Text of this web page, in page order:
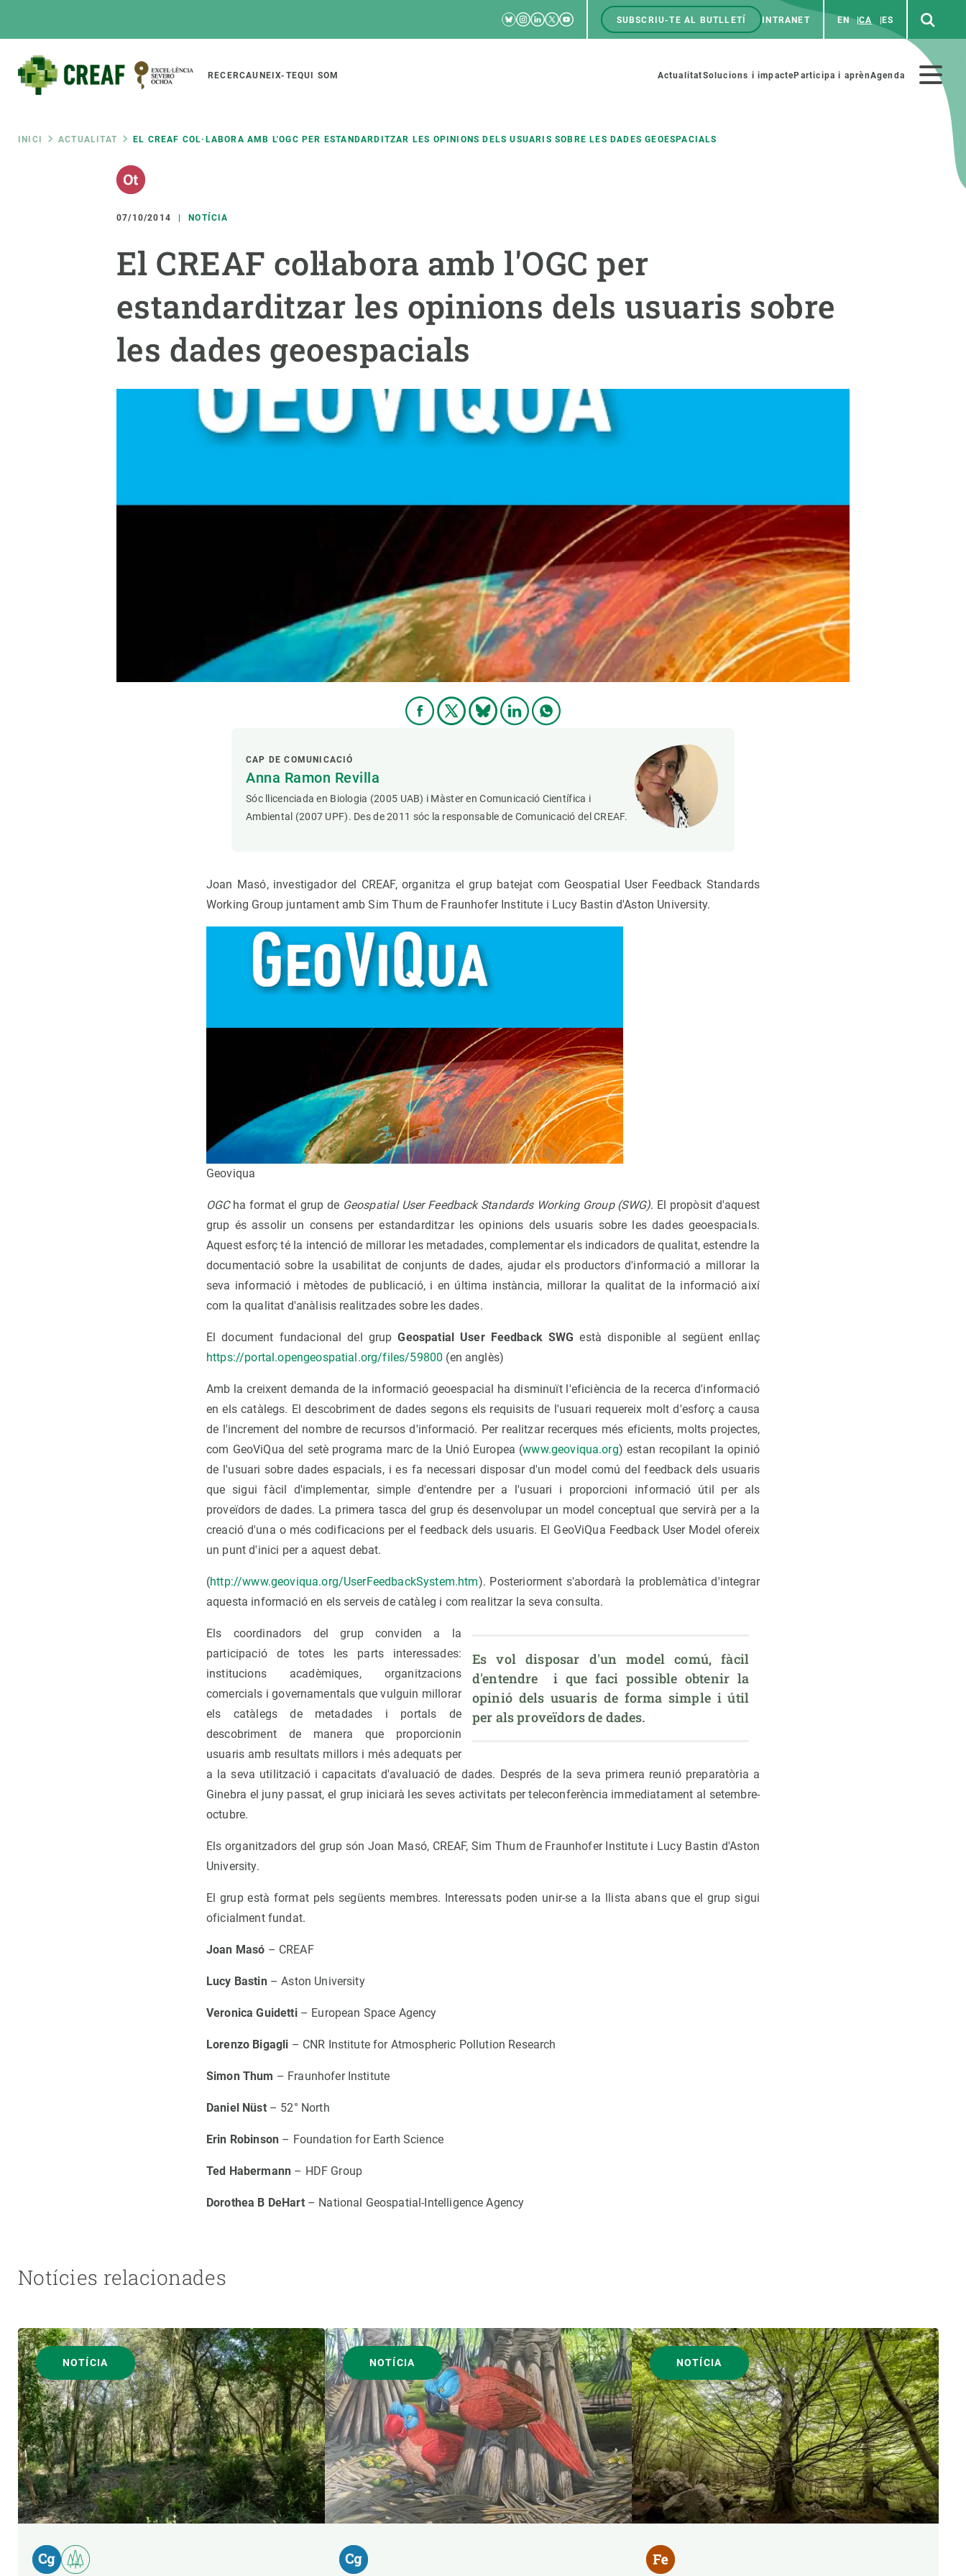
RRSS
Bluesky
Instagram
Linkedin
TwitterYoutube
Menú
SUBSCRIU-TE AL BUTLLETÍ INTRANET EN CA ES
Main
navigation
RECERCAUNEIX-TEQUI SOM
Menú
secundario
ActualitatSolucions i impacteParticipa i aprènAgenda
Fil
d'ariadna
INICI ACTUALITAT EL CREAF COL·LABORA AMB L'OGC PER ESTANDARDITZAR LES OPINIONS DELS USUARIS SOBRE LES DADES GEOESPACIALS
07/10/2014 NOTÍCIA
El CREAF col·labora amb l'OGC per
estandarditzar les opinions dels usuaris sobre
les dades geoespacials
CAP DE COMUNICACIÓ
Anna Ramon Revilla
Sóc llicenciada en Biologia (2005 UAB) i Màster en Comunicació Científica i
Ambiental (2007 UPF). Des de 2011 sóc la responsable de Comunicació del CREAF.
Joan Masó, investigador del CREAF, organitza el grup batejat com Geospatial User Feedback Standards
Working Group juntament amb Sim Thum de Fraunhofer Institute i Lucy Bastin d'Aston University.
Geoviqua
OGCha format el grup de Geospatial User Feedback Standards Working Group (SWG). El propòsit d'aquest
grup és assolir un consens per estandarditzar les opinions dels usuaris sobre les dades geoespacials.
Aquest esforç té la intenció de millorar les metadades, complementar els indicadors de qualitat, estendre la
documentació sobre la usabilitat de conjunts de dades, ajudar els productors d'informació a millorar la
seva informació i mètodes de publicació, i en última instància, millorar la qualitat de la informació així
com la qualitat d'anàlisis realitzades sobre les dades.
El document fundacional del grupGeospatial User Feedback SWG està disponible al següent enllaç
https://portal.opengeospatial.org/files/59800 (en anglès)
Amb la creixent demanda de la informació geoespacial ha disminuït l'eficiència de la recerca d'informació
en els catàlegs. El descobriment de dades segons els requisits de l'usuari requereix molt d'esforç a causa
de l'increment del nombre de recursos d'informació. Per realitzar recerques més eficients, molts projectes,
com GeoViQua del setè programa marc de la Unió Europea (www.geoviqua.org) estan recopilant la opinió
de l'usuari sobre dades espacials, i es fa necessari disposar d'un model comú del feedback dels usuaris
que sigui fàcil d'implementar, simple d'entendre per a l'usuari i proporcioni informació útil per als
proveïdors de dades. La primera tasca del grup és desenvolupar un model conceptual que servirà per a la
creació d'una o més codificacions per el feedback dels usuaris. El GeoViQua Feedback User Model ofereix
un punt d'inici per a aquest debat.
(http://www.geoviqua.org/UserFeedbackSystem.htm). Posteriorment s'abordarà la problemàtica d'integrar
aquesta informació en els serveis de catàleg i com realitzar la seva consulta.
Es vol disposar d'un model comú, fàcil
d'entendre  i que faci possible obtenir la
opinió dels usuaris de forma simple i útil
per als proveïdors de dades.
Els coordinadors del grup conviden a la
participació de totes les parts interessades:
institucions acadèmiques, organitzacions
comercials i governamentals que vulguin millorar
els catàlegs de metadades i portals de
descobriment de manera que proporcionin
usuaris amb resultats millors i més adequats per
a la seva utilització i capacitats d'avaluació de dades. Després de la seva primera reunió preparatòria a
Ginebra el juny passat, el grup iniciarà les seves activitats per teleconferència immediatament al setembre-
octubre.
Els organitzadors del grup són Joan Masó, CREAF, Sim Thum de Fraunhofer Institute i Lucy Bastin d'Aston
University.
El grup està format pels següents membres. Interessats poden unir-se a la llista abans que el grup sigui
oficialment fundat.
Joan Masó – CREAF
Lucy Bastin– Aston University
Veronica Guidetti– European Space Agency
Lorenzo Bigagli – CNR Institute for Atmospheric Pollution Research
Simon Thum – Fraunhofer Institute
Daniel Nüst– 52° North
Erin Robinson – Foundation for Earth Science
Ted Habermann – HDF Group
Dorothea B DeHart– National Geospatial-Intelligence Agency
Notícies relacionades
NOTÍCIA NOTÍCIA NOTÍCIA
Featured
responsive
Responsive
menu
SOBRE NOSALTRES
Organització institucional
Ciència oberta i gestió del coneixement
Biodiversitat
Funcionament dels ecosistemes
Temes transversals
Publicacions
Synthesis Actions
Solucions
Política i gestió
Serveis tècnics
Oportunitats acadèmiques
Demana la teva MSCA-PF
Demana la teva beca ERC
Desenvolupament de carrera
Seminaris i activitats internes
Fes ciència amb nosaltres
COL·LABORA Notícies